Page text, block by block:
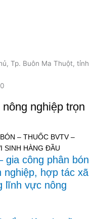
Tp. Buôn Ma Thuột, tỉnh
nghiệp trọn
– THUỐC BVTV –
SINH HÀNG ĐẦU
gia công phân bón
nghiệp, hợp tác xã
lĩnh vực nông